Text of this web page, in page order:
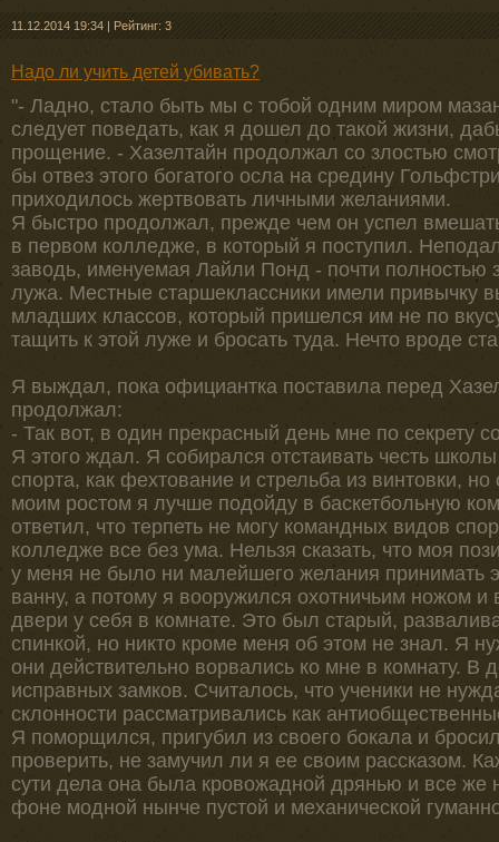
11.12.2014 19:34 | Рейтинг: 3
Надо ли учить детей убивать?
"- Ладно, стало быть мы с тобой одним миром
следует поведать, как я дошел до такой жизни,
прощение. - Хазелтайн продолжал со злостью
бы отвез этого богатого осла на средину
приходилось жертвовать личными желаниями.
Я быстро продолжал, прежде чем он успел
в первом колледже, в который я поступил.
заводь, именуемая Лайли Понд - почти полностью
лужа. Местные старшеклассники имели привычку
младших классов, который пришелся им не по
тащить к этой луже и бросать туда. Нечто вроде
Я выждал, пока официантка поставила перед
продолжал:
- Так вот, в один прекрасный день мне по секрету
Я этого ждал. Я собирался отстаивать честь
спорта, как фехтование и стрельба из винтовки,
моим ростом я лучше подойду в баскетбольную
ответил, что терпеть не могу командных видов
колледже все без ума. Нельзя сказать, что моя
у меня не было ни малейшего желания принимать
ванну, а потому я вооружился охотничьим ножом и
двери у себя в комнате. Это был старый,
спинкой, но никто кроме меня об этом не знал. Я
они действительно ворвались ко мне в комнату.
исправных замков. Считалось, что ученики не
склонности рассматривались как
Я поморщился, пригубил из своего бокала и
проверить, не замучил ли я ее своим рассказом.
сути дела она была кровожадной дрянью и все же
фоне модной нынче пустой и механической